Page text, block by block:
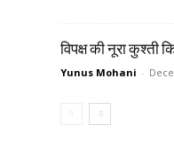
विपक्ष की नूरा
Yunus Mohani -